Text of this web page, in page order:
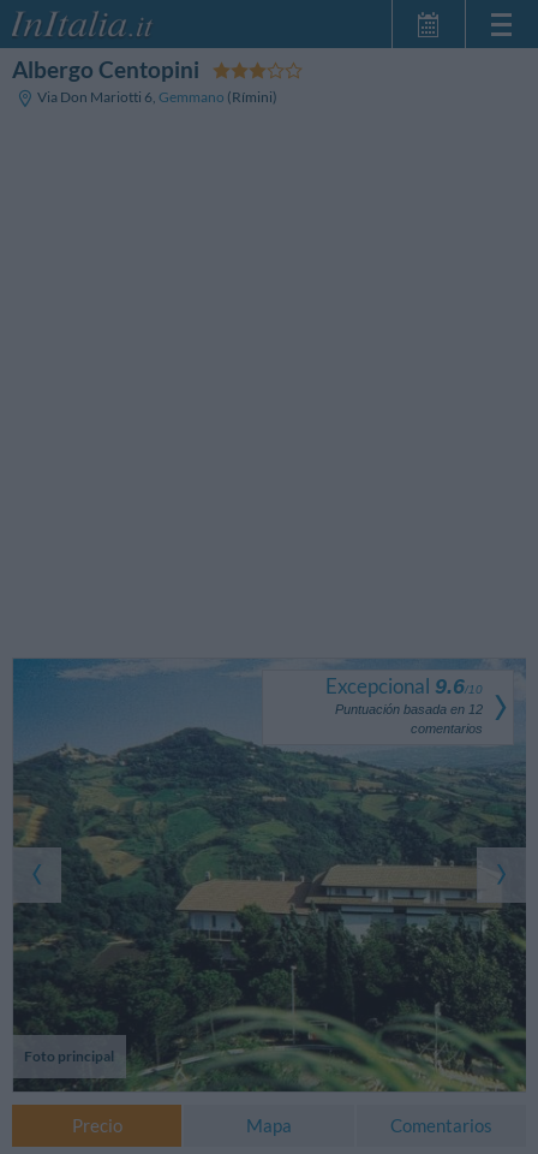
Albergo Centopini
Via Don Mariotti 6, Gemmano (Rímini)
Foto principal
Excepcional 9.6/10
Puntuación basada en 12
comentarios
Precio Mapa Comentarios